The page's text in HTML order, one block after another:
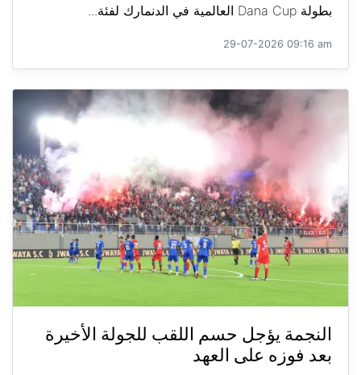
بطولة Dana Cup العالمية في الدنمارك لفئة...
29-07-2026 09:16 am
النجمة يؤجل حسم اللقب للجولة الأخيرة
بعد فوزه على العهد